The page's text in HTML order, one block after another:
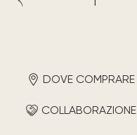
DOVE COMPRARE
COLLABORAZIONE